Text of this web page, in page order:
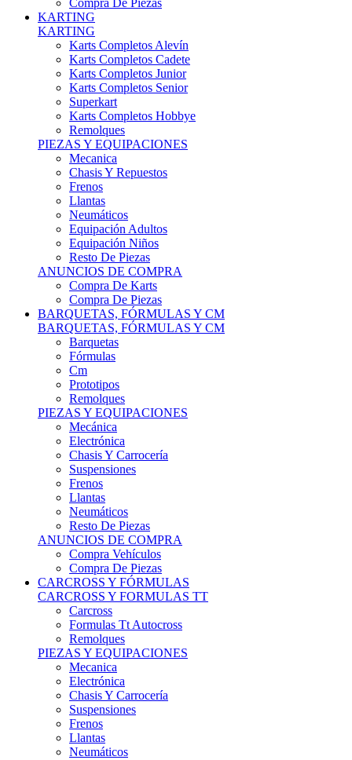
Compra De Piezas
KARTING
KARTING
Karts Completos Alevín
Karts Completos Cadete
Karts Completos Junior
Karts Completos Senior
Superkart
Karts Completos Hobbye
Remolques
PIEZAS Y EQUIPACIONES
Mecanica
Chasis Y Repuestos
Frenos
Llantas
Neumáticos
Equipación Adultos
Equipación Niños
Resto De Piezas
ANUNCIOS DE COMPRA
Compra De Karts
Compra De Piezas
BARQUETAS, FÓRMULAS Y CM
BARQUETAS, FÓRMULAS Y CM
Barquetas
Fórmulas
Cm
Prototipos
Remolques
PIEZAS Y EQUIPACIONES
Mecánica
Electrónica
Chasis Y Carrocería
Suspensiones
Frenos
Llantas
Neumáticos
Resto De Piezas
ANUNCIOS DE COMPRA
Compra Vehículos
Compra De Piezas
CARCROSS Y FÓRMULAS
CARCROSS Y FORMULAS TT
Carcross
Formulas Tt Autocross
Remolques
PIEZAS Y EQUIPACIONES
Mecanica
Electrónica
Chasis Y Carrocería
Suspensiones
Frenos
Llantas
Neumáticos